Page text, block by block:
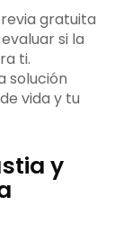
gratuita
si la
ti.
solución
vida y tu
y